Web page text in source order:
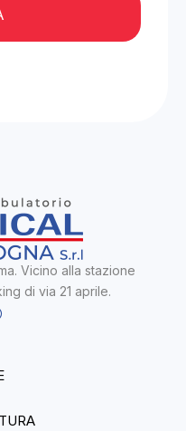
Vicino alla stazione
di via 21 aprile.